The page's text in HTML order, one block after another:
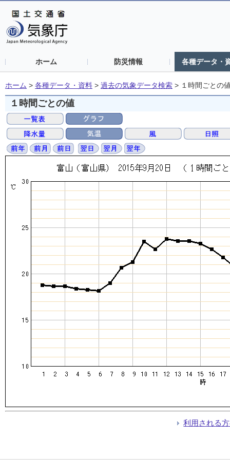
ホーム 防災情報 各種データ・
ホーム > 各種データ・資料 > 過去の気象データ検索 > １時間ごとの
１時間ごとの値
利用される